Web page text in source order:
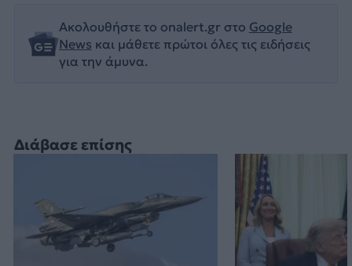
Διάβασε επίσης
Ακολουθήστε το onalert.gr στο Google
News και μάθετε πρώτοι όλες τις ειδήσεις
για την άμυνα.